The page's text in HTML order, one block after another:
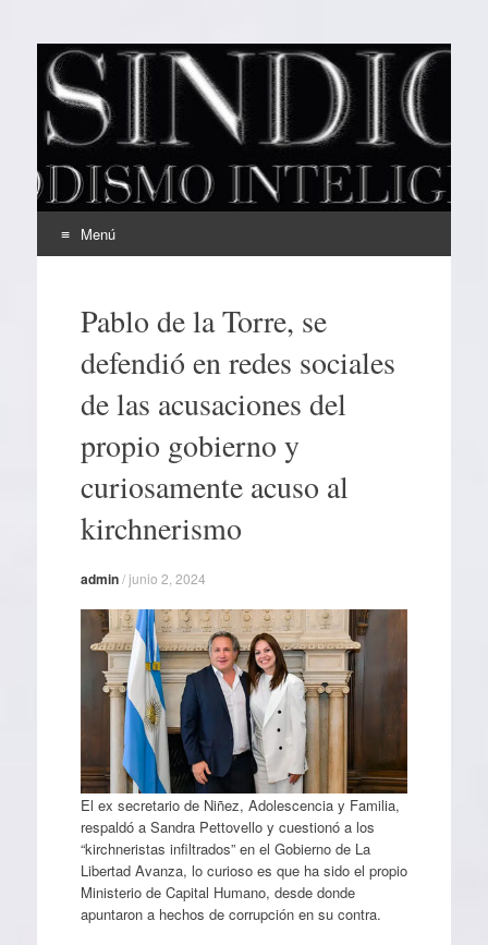
EL SINDICAL
Periodismo Inteligente
Menú
contenidoPablo de la Torre, se
defendió en redes sociales
de las acusaciones del
propio gobierno y
curiosamente acuso al
kirchnerismo
admin/junio 2, 2024
El ex secretario de Niñez, Adolescencia y Familia,
respaldó a Sandra Pettovello y cuestionó a los
“kirchneristas infiltrados” en el Gobierno de La
Libertad Avanza, lo curioso es que ha sido el propio
Ministerio de Capital Humano, desde donde
apuntaron a hechos de corrupción en su contra.